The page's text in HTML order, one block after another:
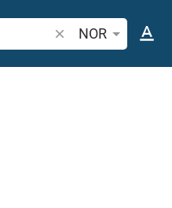
Søk bibelvers eller ord
NOR